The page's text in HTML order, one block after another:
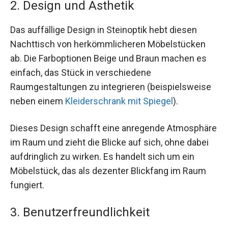
2. Design und Ästhetik
Das auffällige Design in Steinoptik hebt diesen
Nachttisch von herkömmlicheren Möbelstücken
ab. Die Farboptionen Beige und Braun machen es
einfach, das Stück in verschiedene
Raumgestaltungen zu integrieren (beispielsweise
neben einem Kleiderschrank mit Spiegel).
Dieses Design schafft eine anregende Atmosphäre
im Raum und zieht die Blicke auf sich, ohne dabei
aufdringlich zu wirken. Es handelt sich um ein
Möbelstück, das als dezenter Blickfang im Raum
fungiert.
3. Benutzerfreundlichkeit